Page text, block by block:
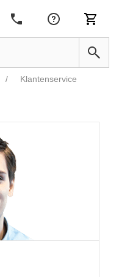
/ Klantenservice